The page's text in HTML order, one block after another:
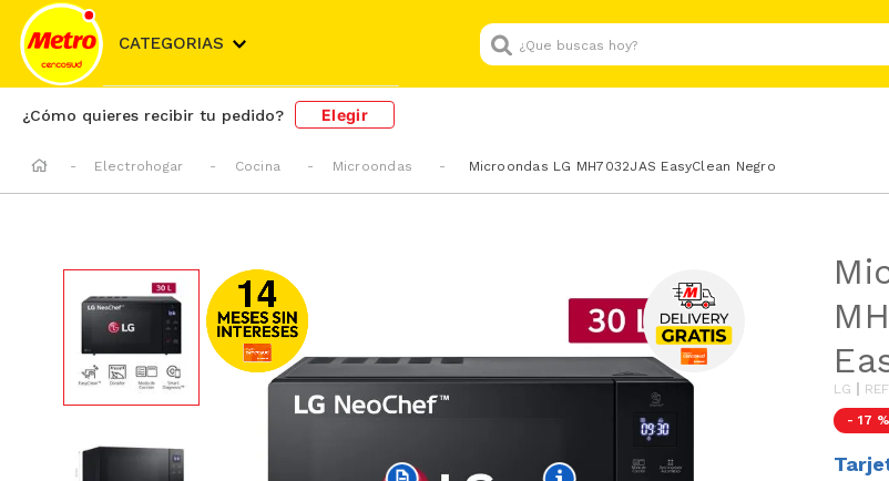
CATEGORIAS
¿Que buscas hoy?
¿Cómo quieres recibir tu pedido? Elegir
Electrohogar Cocina Microondas Microondas LG MH7032JAS EasyClean Negro
LG
- 17 %